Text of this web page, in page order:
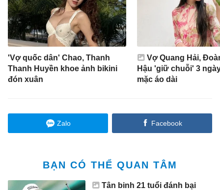
'Vợ quốc dân' Chao, Thanh
Thanh Huyền khoe ảnh bikini
đón xuân
Vợ Quang Hải,
Hậu 'giữ chuỗi' 3
mặc áo dài
Zalo Facebook
BẠN CÓ THỂ QUAN TÂM
Tân binh 21 tuổi đánh bại